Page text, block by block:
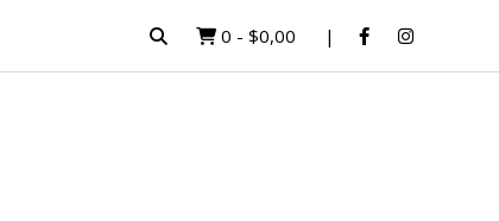
0 - $0,00